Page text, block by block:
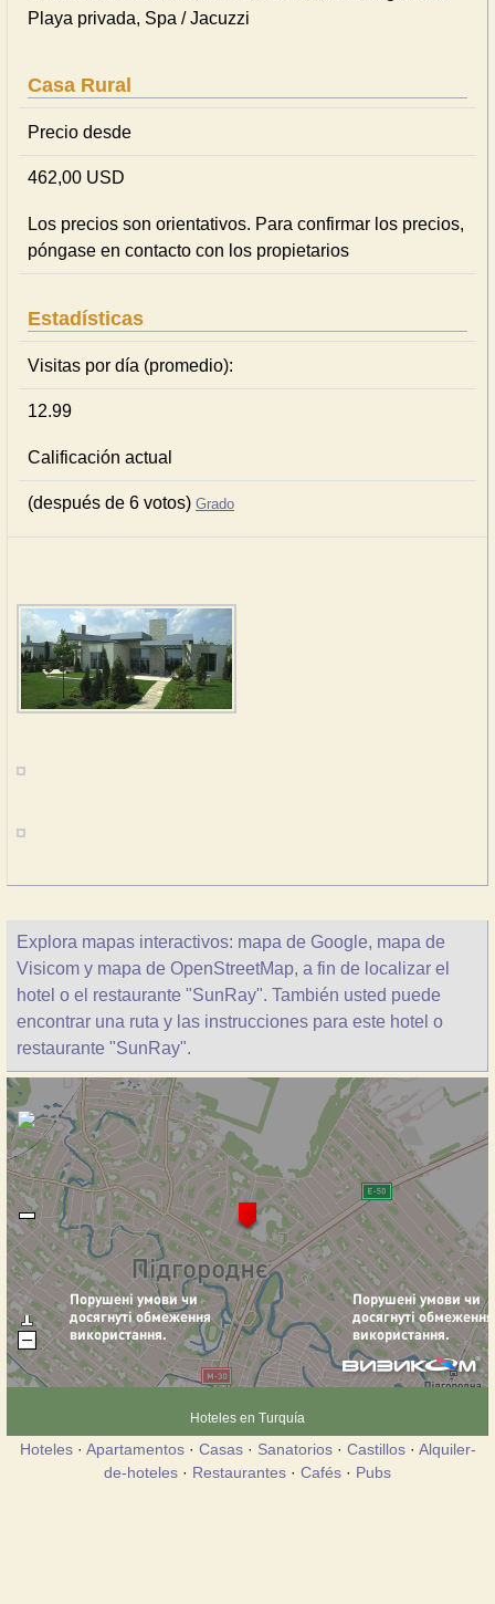
Playa privada, Spa / Jacuzzi
Casa Rural
Precio desde
462,00 USD
Los precios son orientativos. Para confirmar los precios,
póngase en contacto con los propietarios
Estadísticas
Visitas por día (promedio):
12.99
Calificación actual
(después de 6 votos) Grado
Explora mapas interactivos: mapa de Google, mapa de
Visicom y mapa de OpenStreetMap, a fin de localizar el
hotel o el restaurante "SunRay". También usted puede
encontrar una ruta y las instrucciones para este hotel o
restaurante "SunRay".
Hoteles en Turquía
Hoteles· Apartamentos· Casas· Sanatorios· Castillos· Alquiler-
de-hoteles · Restaurantes · Cafés · Pubs